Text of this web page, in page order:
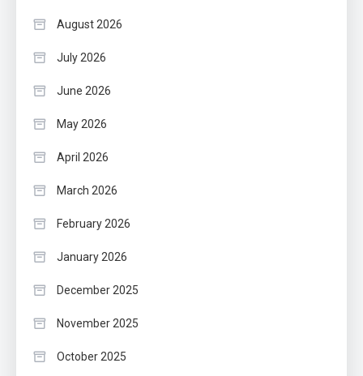
August 2026
July 2026
June 2026
May 2026
April 2026
March 2026
February 2026
January 2026
December 2025
November 2025
October 2025